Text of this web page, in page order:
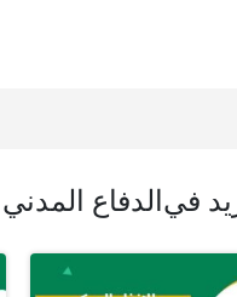
في الدفاع المدني